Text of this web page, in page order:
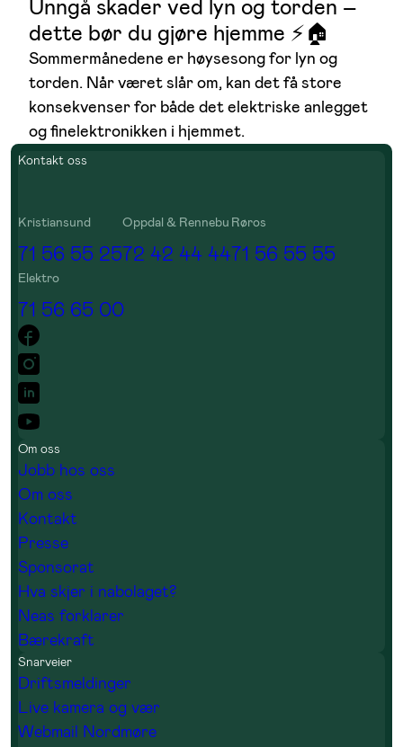
Unngå skader ved lyn og torden –
dette bør du gjøre hjemme ⚡🏠
Sommermånedene er høysesong for lyn og
torden. Når været slår om, kan det få store
konsekvenser for både det elektriske anlegget
og finelektronikken i hjemmet.
Kontakt oss
Kristiansund
71 56 55 25
Oppdal & Rennebu
72 42 44 44
Røros
71 56 55 55
Elektro
71 56 65 00
Om oss
Jobb hos oss
Om oss
Kontakt
Presse
Sponsorat
Hva skjer i nabolaget?
Neas forklarer
Bærekraft
Snarveier
Driftsmeldinger
Live kamera og vær
Webmail Nordmøre